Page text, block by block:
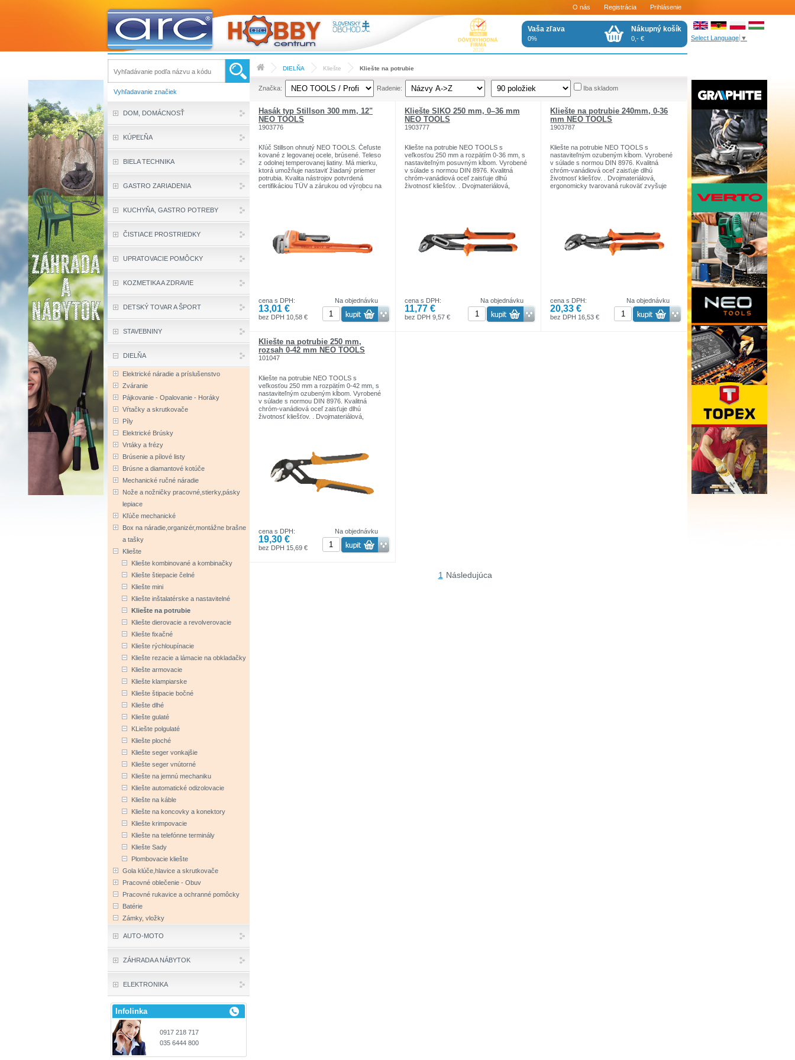
DIELŇA Kliešte Kliešte na potrubie
Značka: Radenie: Iba skladom
Hasák typ Stillson 300 mm, 12"
NEO TOOLS
1903776
Kľúč Stillson ohnutý NEO TOOLS. Čeľuste
kované z legovanej ocele, brúsené. Teleso
z odolnej temperovanej liatiny. Má mierku,
ktorá umožňuje nastaviť žiadaný priemer
potrubia. Kvalita nástrojov potvrdená
certifikáciou TÜV a zárukou od výrobcu na
spoľahlivých nástrojov,
ktoré sa vyznačujú trvanlivosťou,
precíznosťou, vysokou kvalitou.
Na objednávku
cena s DPH:
13,01 €
bez DPH 10,58 €
Kliešte SIKO 250 mm, 0–36 mm
NEO TOOLS
1903777
Kliešte na potrubie NEO TOOLS s
veľkosťou 250 mm a rozpätím 0-36 mm, s
nastaviteľným posuvným kĺbom. Vyrobené
v súlade s normou DIN 8976. Kvalitná
chróm-vanádiová oceľ zaisťuje dlhú
životnosť kliešťov. . Dvojmateriálová,
Značka NEO TOOLS je determinantom
skutočnej profesionality.
Značka je zodpovedná za poskytovanie
spoľahlivých nástrojov,
Na objednávku
cena s DPH:
11,77 €
bez DPH 9,57 €
Kliešte na potrubie 240mm, 0-36
mm NEO TOOLS
1903787
Kliešte na potrubie NEO TOOLS s
nastaviteľným ozubeným kĺbom. Vyrobené
v súlade s normou DIN 8976. Kvalitná
chróm-vanádiová oceľ zaisťuje dlhú
životnosť kliešťov. . Dvojmateriálová,
ergonomicky tvarovaná rukoväť zvyšuje
skutočnej profesionality.
Značka je zodpovedná za poskytovanie
spoľahlivých nástrojov,
ktoré sa vyznačujú trvanlivosťou,
Na objednávku
cena s DPH:
20,33 €
bez DPH 16,53 €
Kliešte na potrubie 250 mm,
rozsah 0-42 mm NEO TOOLS
101047
Kliešte na potrubie NEO TOOLS s
veľkosťou 250 mm a rozpätím 0-42 mm, s
nastaviteľným ozubeným kĺbom. Vyrobené
v súlade s normou DIN 8976. Kvalitná
chróm-vanádiová oceľ zaisťuje dlhú
životnosť kliešťov. . Dvojmateriálová,
spĺňa očakávania odborníkov.
Značka NEO TOOLS je determinantom
skutočnej profesionality.
Značka je zodpovedná za poskytovanie
spoľahlivých nástrojov,
ktoré sa vyznačujú trvanlivosťou,
Na objednávku
cena s DPH:
19,30 €
bez DPH 15,69 €
1 Následujúca
Vyhľadavanie značiek
DOM, DOMÁCNOSŤ
KÚPEĽŇA
BIELA TECHNIKA
GASTRO ZARIADENIA
KUCHYŇA, GASTRO POTREBY
ČISTIACE PROSTRIEDKY
UPRATOVACIE POMÔCKY
KOZMETIKA A ZDRAVIE
DETSKÝ TOVAR A ŠPORT
STAVEBNINY
DIELŇA
Elektrické náradie a príslušenstvo
Zváranie
Pájkovanie - Opalovanie - Horáky
Vŕtačky a skrutkovače
Píly
Elektrické Brúsky
Vrtáky a frézy
Brúsenie a pílové listy
Brúsne a diamantové kotúče
Mechanické ručné náradie
Nože a nožničky pracovné,stierky,pásky
lepiace
Kľúče mechanické
Box na náradie,organizér,montážne brašne
a tašky
Kliešte
Kliešte kombinované a kombinačky
Kliešte štiepacie čelné
Kliešte mini
Kliešte inštalatérske a nastavitelné
Kliešte na potrubie
Kliešte dierovacie a revolverovacie
Kliešte fixačné
Kliešte rýchloupínacie
Kliešte rezacie a lámacie na obkladačky
Kliešte armovacie
Kliešte klampiarske
Kliešte štipacie bočné
Kliešte dlhé
Kliešte gulaté
KLiešte polgulaté
Kliešte ploché
Kliešte seger vonkajšie
Kliešte seger vnútorné
Kliešte na jemnú mechaniku
Kliešte automatické odizolovacie
Kliešte na káble
Kliešte na koncovky a konektory
Kliešte krimpovacie
Kliešte na telefónne terminály
Kliešte Sady
Plombovacie kliešte
Gola klúče,hlavice a skrutkovače
Pracovné oblečenie - Obuv
Pracovné rukavice a ochranné pomôcky
Batérie
Zámky, vložky
AUTO-MOTO
ZÁHRADA A NÁBYTOK
ELEKTRONIKA
Infolinka
0917 218 717
035 6444 800
O nás Registrácia Prihlásenie
Nákupný košík
0,- €
Vaša zľava
0% Select Language ▼